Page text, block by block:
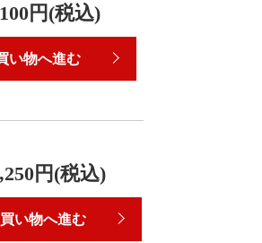
円(税込)
い物へ進む
円(税込)
買い物へ進む